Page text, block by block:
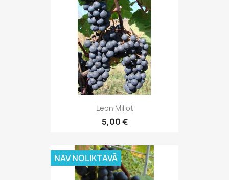
Leon Millot
5,00 €
NAV NOLIKTAVĀ